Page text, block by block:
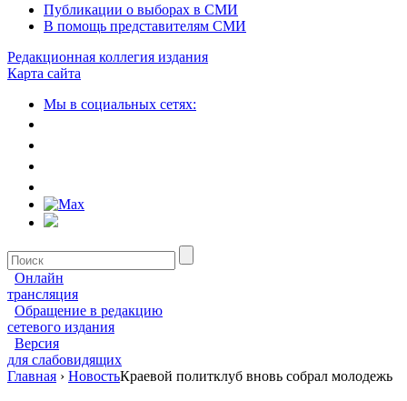
Публикации о выборах в СМИ
В помощь представителям СМИ
Редакционная коллегия издания
Карта сайта
Мы в социальных сетях:
Онлайн
трансляция
Обращение в редакцию
сетевого издания
Версия
для слабовидящих
Главная › НовостьКраевой политклуб вновь собрал молодежь